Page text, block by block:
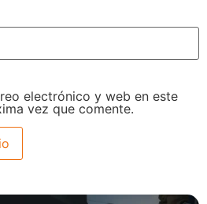
electrónico y web en este
vez que comente.